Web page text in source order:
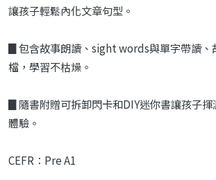
讓孩子輕鬆內化文章句型。
▊包含故事朗讀、sight words與單字帶讀、
檔，學習不枯燥。
▊隨書附贈可拆卸閃卡和DIY迷你書讓孩子揮
體驗。
CEFR：Pre A1